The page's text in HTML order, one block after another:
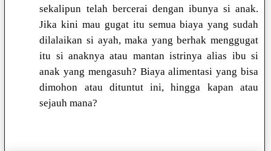
sekalipun telah bercerai dengan ibunya si anak.
Jika kini mau gugat itu semua biaya yang sudah
dilalaikan si ayah, maka yang berhak menggugat
itu si anaknya atau mantan istrinya alias ibu si
anak yang mengasuh? Biaya alimentasi yang bisa
dimohon atau dituntut ini, hingga kapan atau
sejauh mana?